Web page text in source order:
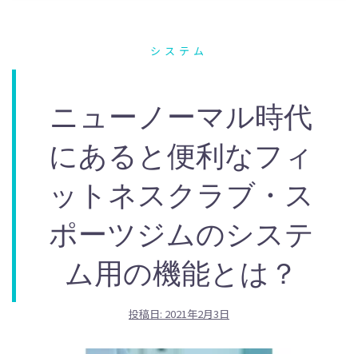
システム
ニューノーマル時代
にあると便利なフィ
ットネスクラブ・ス
ポーツジムのシステ
ム用の機能とは？
投稿日: 2021年2月3日